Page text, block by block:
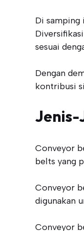
Di samping
sesuai
Dengan
kontribusi
Jenis-
Conveyor
belts yang
Conveyor
digunakan
Conveyor